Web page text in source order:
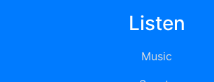
Listen
Music